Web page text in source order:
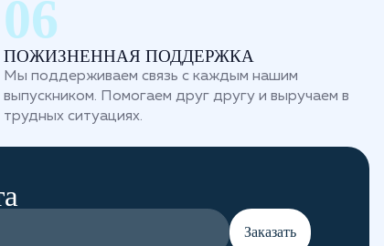
ПОЖИЗНЕННАЯ ПОДДЕРЖКА
Мы поддерживаем связь с каждым нашим
выпускником. Помогаем друг другу и выручаем в
трудных ситуациях.
Заказать